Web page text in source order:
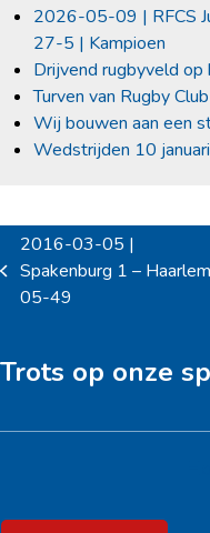
2026-05-09 | RFCS
27-5 | Kampioen
Drijvend rugbyveld
Turven van Rugby
Wij bouwen aan een
Wedstrijden 10
previous
post:
2016-03-05 |
Spakenburg 1 –
05-49
Trots op onze